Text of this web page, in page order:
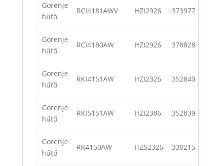
Gorenje
hűtő
RCI4181AWV HZI2926 373977
Gorenje
hűtő
RCI4180AW HZI2926 378828
Gorenje
hűtő
RKI4151AW HZI2326 352840
Gorenje
hűtő
RKI5151AW HZI2386 352839
Gorenje
hűtő
RK4150AW HZS2326 330215